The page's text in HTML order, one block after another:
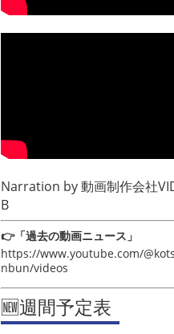
Narration by動画制作会社
B
👉「過去の動画ニュース」
https://www.youtube.com/
nbun/videos
🆕週間予定表